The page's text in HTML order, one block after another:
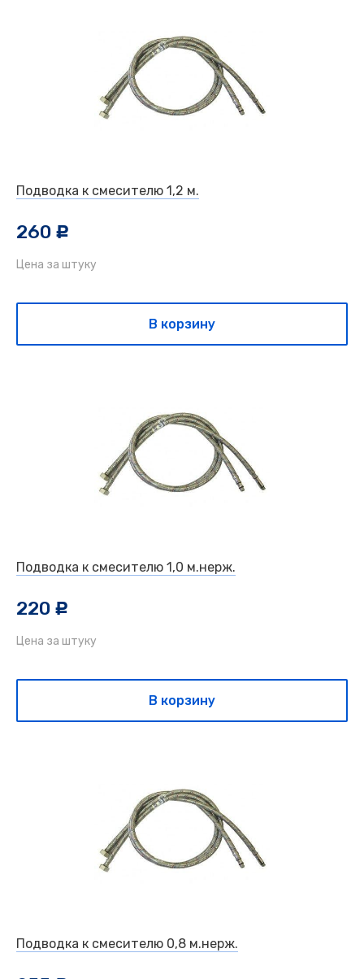
Подводка к смесителю 1,2 м.
260 c
Цена за штуку
В корзину
Подводка к смесителю 1,0 м.нерж.
220 c
Цена за штуку
В корзину
Подводка к смесителю 0,8 м.нерж.